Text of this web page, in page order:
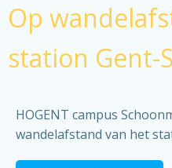
Op
station Gent-
HOGENT campus
wandelafstand van het